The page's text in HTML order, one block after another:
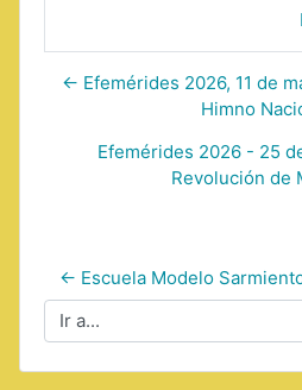
← Efemérides 2026, 11 de
Himno
Efemérides 2026 - 25
Revolución de
← Escuela Modelo
Ir a...